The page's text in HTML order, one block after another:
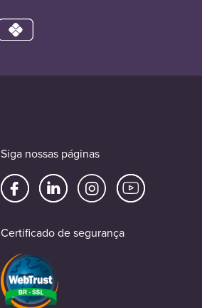
Siga nossas páginas
Certificado de segurança